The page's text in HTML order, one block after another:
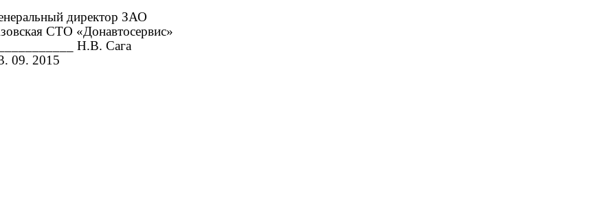
директор ЗАО
СТО «Донавтосервис»
Н.В. Сага
09. 2015